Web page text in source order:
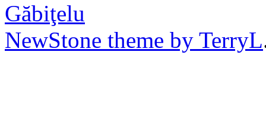
Găbiţelu
NewStone theme by TerryL